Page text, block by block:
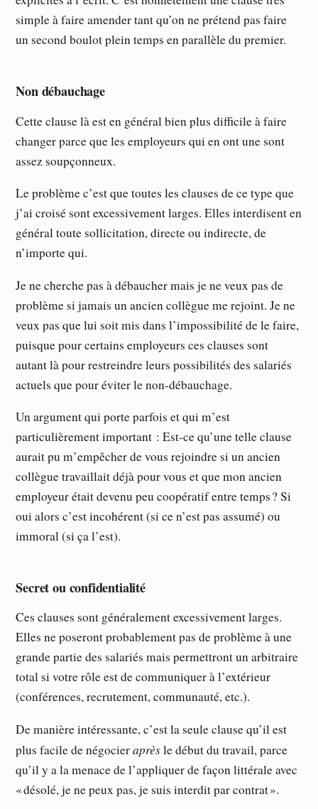
simple à faire amender tant qu’on ne prétend pas faire
un second boulot plein temps en parallèle du premier.
Non débauchage
Cette clause là est en général bien plus difficile à faire
changer parce que les employeurs qui en ont une sont
assez soupçonneux.
Le problème c’est que toutes les clauses de ce type que
j’ai croisé sont excessivement larges. Elles interdisent en
général toute sollicitation, directe ou indirecte, de
n’importe qui.
Je ne cherche pas à débaucher mais je ne veux pas de
problème si jamais un ancien collègue me rejoint. Je ne
veux pas que lui soit mis dans l’impossibilité de le faire,
puisque pour certains employeurs ces clauses sont
autant là pour restreindre leurs possibilités des salariés
actuels que pour éviter le non-débauchage.
Un argument qui porte parfois et qui m’est
particulièrement important : Est-ce qu’une telle clause
aurait pu m’empêcher de vous rejoindre si un ancien
collègue travaillait déjà pour vous et que mon ancien
employeur était devenu peu coopératif entre temps ? Si
oui alors c’est incohérent (si ce n’est pas assumé) ou
immoral (si ça l’est).
Secret ou confidentialité
Ces clauses sont généralement excessivement larges.
Elles ne poseront probablement pas de problème à une
grande partie des salariés mais permettront un arbitraire
total si votre rôle est de communiquer à l’extérieur
(conférences, recrutement, communauté, etc.).
De manière intéressante, c’est la seule clause qu’il est
plus facile de négocieraprèsle début du travail, parce
qu’il y a la menace de l’appliquer de façon littérale avec
« désolé, je ne peux pas, je suis interdit par contrat ».